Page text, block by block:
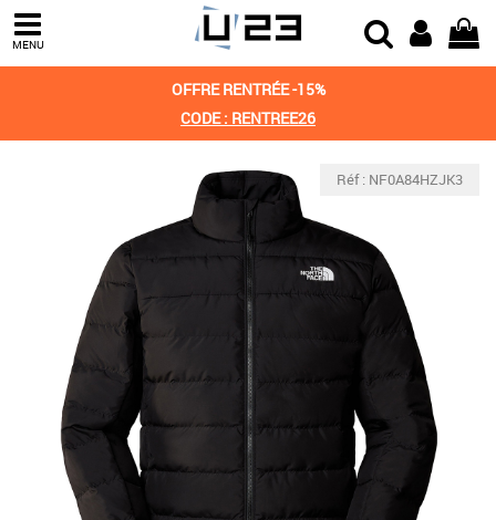
MENU
OFFRE RENTRÉE -15%
CODE : RENTREE26
Réf : NF0A84HZJK3